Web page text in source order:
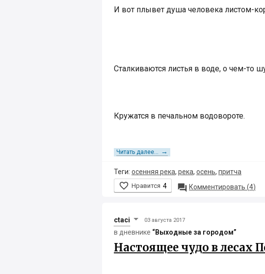
И вот плывет душа человека листом-
Сталкиваются листья в воде, о чем-то
Кружатся в печальном водовороте.
Читать далее... →
Теги: осенняя река, река, осень, притча
 Нравится 4  Комментировать (4)
ctaci 03 августа 2017
в дневнике “Выходные за городом”
Настоящее чудо в лесах